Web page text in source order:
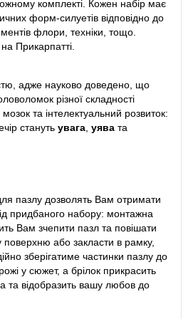
комплекті. Кожен набір має
форм-силуетів відповідно до
флори, техніки, тощо.
Прикарпатті.
адже науково доведено, що
різної складності
та інтелектуальний розвиток:
стануть увага уява та
пазлу дозволять Вам отримати
придбаного набору: монтажна
Вам зчепити пазл та повішати
поверхню або закласти в рамку,
зберігатиме частинки пазлу до
у сюжет, а брілок прикрасить
та відобразить вашу любов до